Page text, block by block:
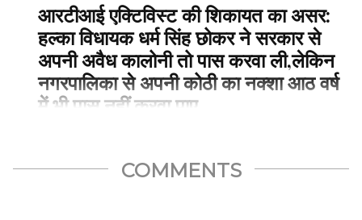
SHARE THIS...
आरटीआई एक्टिविस्ट की शिकायत का असर:
हल्का विधायक धर्म सिंह छोकर ने सरकार से
अपनी अवैध कालोनी तो पास करवा ली,लेकिन
नगरपालिका से अपनी कोठी का नक्शा आठ वर्ष
में भी पास नहीं करवा पाए
COMMENTS